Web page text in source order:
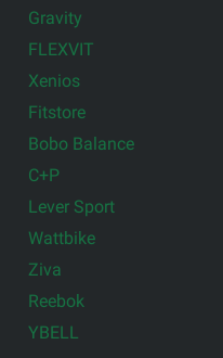
Gravity
FLEXVIT
Xenios
Fitstore
Bobo Balance
C+P
Lever Sport
Wattbike
Ziva
Reebok
YBELL